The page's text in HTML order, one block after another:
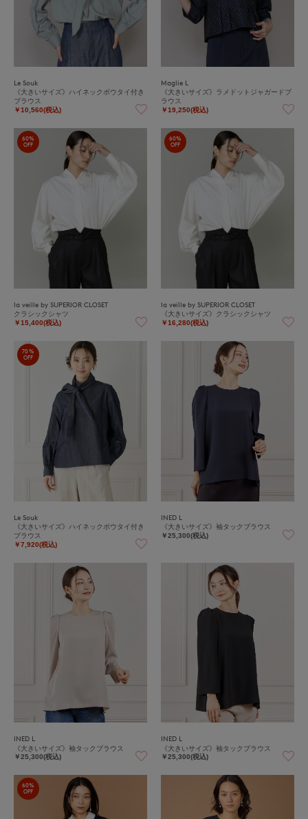
Le Souk
《大きいサイズ》ハイネックボウタイ付き
ブラウス
￥10,560(税込)
Maglie L
《大きいサイズ》ラメドットジャガードブ
ラウス
￥19,250(税込)
60%
OFF
la veille by SUPERIOR CLOSET
クラシックシャツ
￥15,400(税込)
60%
OFF
la veille by SUPERIOR CLOSET
《大きいサイズ》クラシックシャツ
￥16,280(税込)
70%
OFF
Le Souk
《大きいサイズ》ハイネックボウタイ付き
ブラウス
￥7,920(税込)
INED L
《大きいサイズ》袖タックブラウス
￥25,300(税込)
INED L
《大きいサイズ》袖タックブラウス
￥25,300(税込)
INED L
《大きいサイズ》袖タックブラウス
￥25,300(税込)
60%
OFF